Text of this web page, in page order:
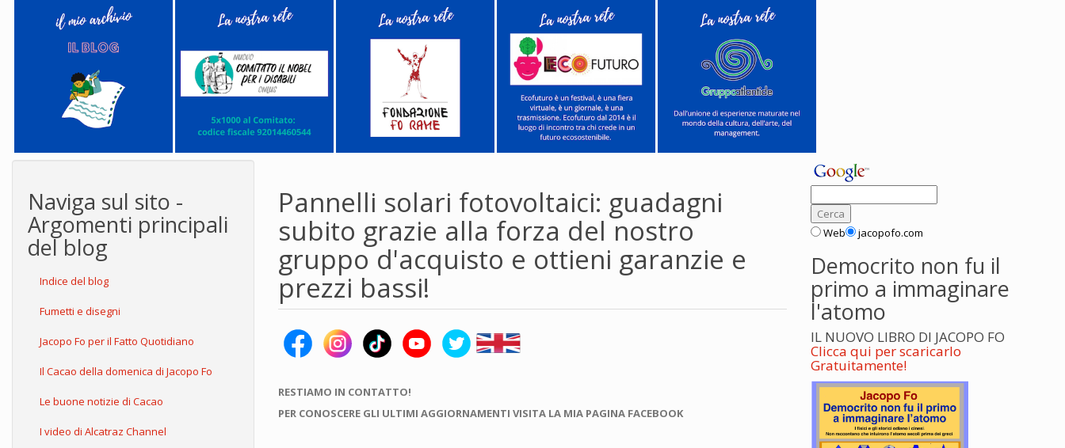
Naviga sul sito -
Argomenti principali
del blog
Indice del blog
Fumetti e disegni
Jacopo Fo per il Fatto Quotidiano
Il Cacao della domenica di Jacopo Fo
Le buone notizie di Cacao
I video di Alcatraz Channel
Pannelli solari fotovoltaici: guadagni
subito grazie alla forza del nostro
gruppo d'acquisto e ottieni garanzie e
prezzi bassi!
RESTIAMO IN CONTATTO!
PER CONOSCERE GLI ULTIMI AGGIORNAMENTI VISITA LA MIA PAGINA FACEBOOK
Web jacopofo.com
Democrito non fu il
primo a immaginare
l'atomo
IL NUOVO LIBRO DI JACOPO FO
Clicca qui per scaricarlo
Gratuitamente!